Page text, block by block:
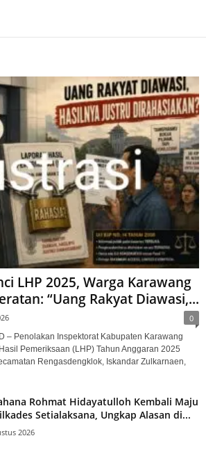
LHP 2025, Warga Karawang
“Uang Rakyat Diawasi,...
0
– Penolakan Inspektorat Kabupaten Karawang
Pemeriksaan (LHP) Tahun Anggaran 2025
Rengasdengklok, Iskandar Zulkarnaen,
Rohmat Hidayatulloh Kembali Maju
Setialaksana, Ungkap Alasan di...
2026